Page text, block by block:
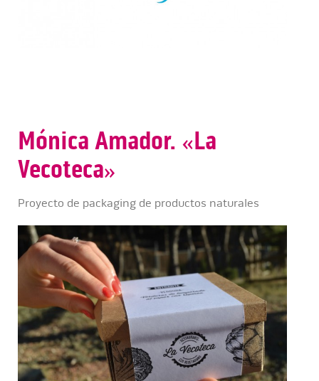
Mónica Amador. «La
Vecoteca»
Proyecto de packaging de productos naturales